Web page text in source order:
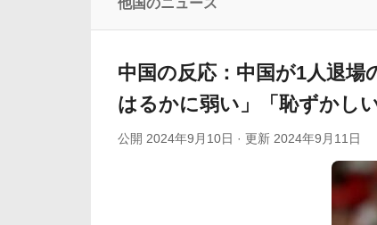
韓国人「30年前から変わらない日本の女子高生
他国のニュース
中国の反応：中国が1人退
はるかに弱い」「恥ずかし
公開 2024年9月10日 · 更新 2024年9月11日